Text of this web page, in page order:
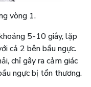
vòng 1.
5-10 giây, lặp
cả 2 bên bầu ngực.
chỉ gây ra cảm giác
ngực bị tổn thương.